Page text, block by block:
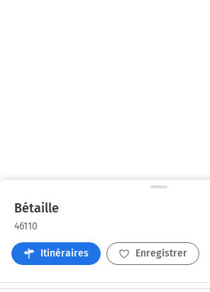
Bétaille
46110
Itinéraires Enregistrer